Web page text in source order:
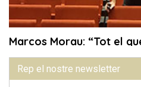
Rep el nostre newsletter